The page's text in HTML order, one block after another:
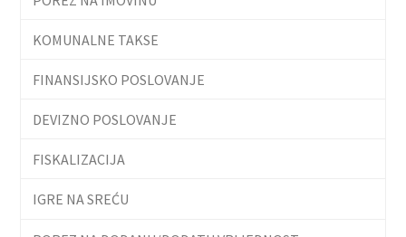
KOMUNALNE TAKSE
FINANSIJSKO POSLOVANJE
DEVIZNO POSLOVANJE
FISKALIZACIJA
IGRE NA SREĆU